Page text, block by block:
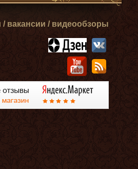
/ вакансии / видеообзоры